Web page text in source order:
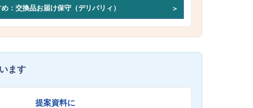
：交換品お届け保守（デリバリィ）
ます
提案資料に